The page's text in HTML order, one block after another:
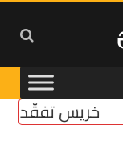
خريس تفقّد